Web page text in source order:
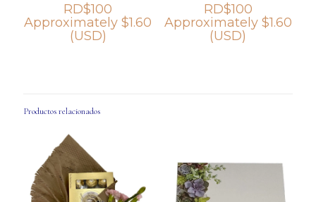
RD$100
Approximately$1.60
(USD)
RD$100
Approximately $1.60
(USD)
Productos relacionados